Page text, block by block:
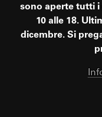
sono aperte tutti i
10 alle 18.
dicembre. Si